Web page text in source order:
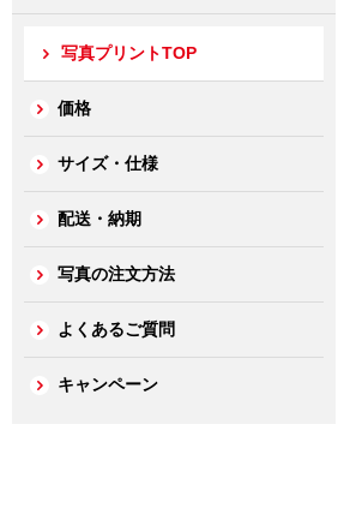
写真プリントTOP
価格
サイズ・仕様
配送・納期
写真の注文方法
よくあるご質問
キャンペーン